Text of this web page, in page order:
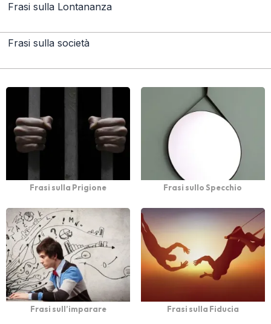
Frasi sulla Lontananza
Frasi sulla società
Frasi sulla Prigione Frasi sullo Specchio
Frasi sull’imparare Frasi sulla Fiducia